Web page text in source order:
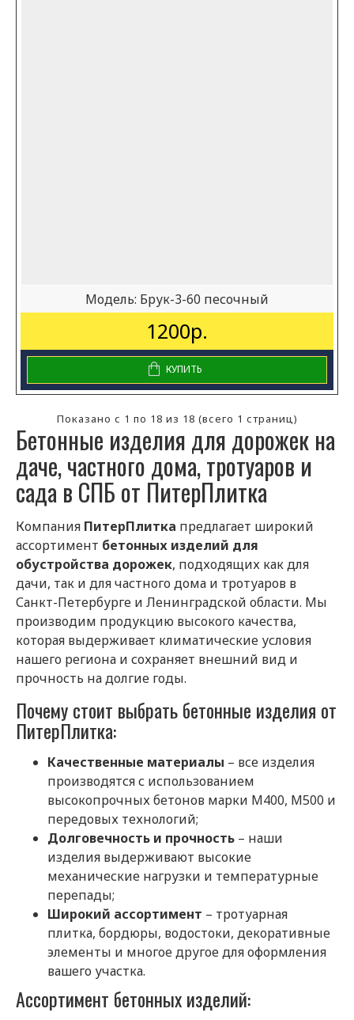
Бетонные изделия для дорожек на
даче, частного дома, тротуаров и
сада в СПБ от ПитерПлитка
Компания ПитерПлитка предлагает широкий
ассортимент бетонных изделий для
обустройства дорожек, подходящих как для
дачи, так и для частного дома и тротуаров в
Санкт-Петербурге и Ленинградской области. Мы
производим продукцию высокого качества,
которая выдерживает климатические условия
нашего региона и сохраняет внешний вид и
прочность на долгие годы.
Почему стоит выбрать бетонные изделия от
ПитерПлитка:
Качественные материалы – все изделия
производятся с использованием
высокопрочных бетонов марки М400, М500 и
передовых технологий;
Долговечность и прочность – наши
изделия выдерживают высокие
механические нагрузки и температурные
перепады;
Широкий ассортимент – тротуарная
плитка, бордюры, водостоки, декоративные
элементы и многое другое для оформления
вашего участка.
Ассортимент бетонных изделий:
Модель: Брук-3-60 песочный
1200р.
КУПИТЬ
Показано с 1 по 18 из 18 (всего 1 страниц)